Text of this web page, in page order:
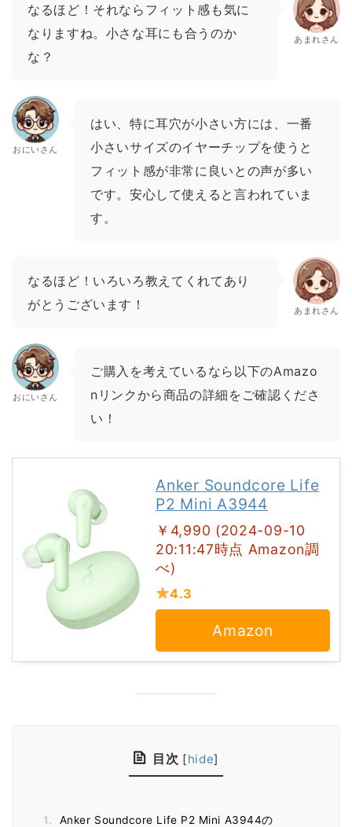
なるほど！それならフィット感も気に
なりますね。小さな耳にも合うのか
な？
あまれさん
おにいさん
はい、特に耳穴が小さい方には、一番
小さいサイズのイヤーチップを使うと
フィット感が非常に良いとの声が多い
です。安心して使えると言われていま
す。
なるほど！いろいろ教えてくれてあり
がとうございます！
あまれさん
おにいさん
ご購入を考えているなら以下のAmazo
nリンクから商品の詳細をご確認くださ
い！
Anker Soundcore Life
P2 Mini A3944
￥4,990 (2024-09-10
20:11:47時点 Amazon調
べ)
4.3
Amazon
目次 [hide]
1.
Anker Soundcore Life P2 Mini A3944の